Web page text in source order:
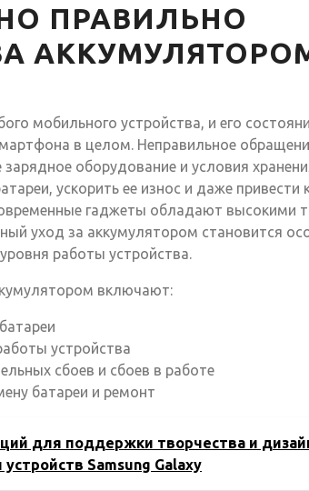
ПРАВИЛЬНО
мобильного устройства, и его
в целом. Неправильное
оборудование и условия
ускорить ее износ и даже
гаджеты обладают высокими
уход за аккумулятором становится
работы устройства.
включают:
устройства
сбоев и сбоев в работе
батареи и ремонт
для поддержки творчества и
Samsung Galaxy